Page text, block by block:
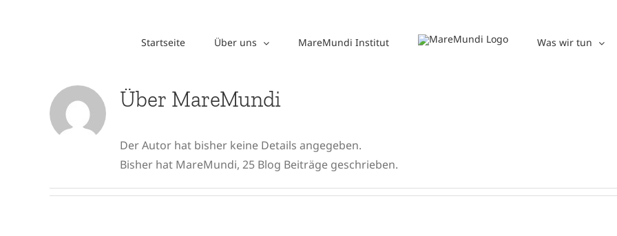
Startseite Über uns MareMundi Institut Was wir tun
Über MareMundi
Der Autor hat bisher keine Details angegeben.
Bisher hat MareMundi, 25 Blog Beiträge geschrieben.